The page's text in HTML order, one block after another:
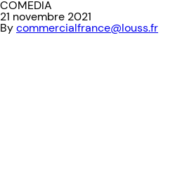
COMEDIA
21 novembre 2021
Bycommercialfrance@louss.fr